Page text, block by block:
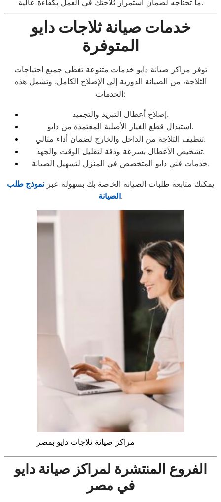
ما تحتاجه لضمان استمرار ثلاجتك في العمل بكفاءة عالية.
خدمات صيانة ثلاجات دايو
المتوفرة
توفر مراكز صيانة دايو خدمات متنوعة تغطي جميع احتياجات
الثلاجة، من الصيانة الدورية إلى الإصلاح الكامل. وتشمل هذه
الخدمات:
إصلاح أعطال التبريد والتجميد.
استبدال قطع الغيار الأصلية المعتمدة من دايو.
تنظيف الثلاجة من الداخل والخارج لضمان أداء مثالي.
تشخيص الأعطال بسرعة ودقة لتقليل الوقت والجهد.
خدمات فني دايو المتخصص في المنزل لتسهيل الصيانة.
يمكنك متابعة طلبات الصيانة الخاصة بك بسهولة عبر نموذج طلب
الصيانة.
مراكز صيانة ثلاجات دايو بمصر
الفروع المنتشرة لمراكز صيانة دايو
في مصر